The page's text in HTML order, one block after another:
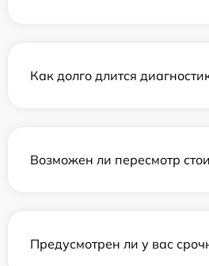
Как долго длится
Возможен ли пересмотр
Предусмотрен ли у вас